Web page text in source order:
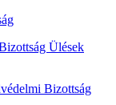
Ülések
Bizottság